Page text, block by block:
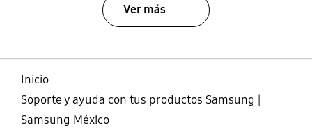
Ver más
Inicio
Soporte y ayuda con tus productos Samsung |
Samsung México